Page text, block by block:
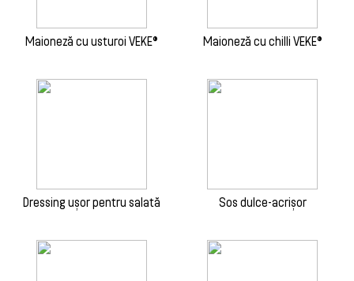
Maioneză cu usturoi VEKE® Maioneză cu chilli VEKE®
Dressing ușor pentru salată Sos dulce-acrișor